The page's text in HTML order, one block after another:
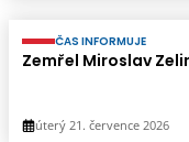
ČAS INFORMUJE
Zemřel Miroslav
úterý 21. července 2026